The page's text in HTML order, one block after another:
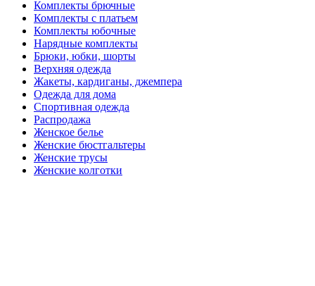
Комплекты брючные
Комплекты с платьем
Комплекты юбочные
Нарядные комплекты
Брюки, юбки, шорты
Верхняя одежда
Жакеты, кардиганы, джемпера
Одежда для дома
Спортивная одежда
Распродажа
Женское белье
Женские бюстгальтеры
Женские трусы
Женские колготки